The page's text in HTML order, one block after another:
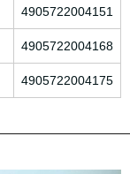
4905722004151
4905722004168
4905722004175